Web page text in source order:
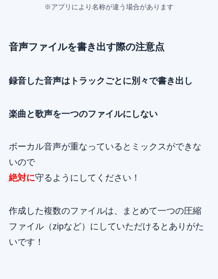
※アプリにより名称が違う場合があります
音声ファイルを書き出す際の注意点
録音した音声はトラックごとに別々で書き出し
楽曲と歌声を一つのファイルにしない
ボーカル音声が重なっているとミックスができな
いので
絶対に守るようにしてください！
作成した複数のファイルは、まとめて一つの圧縮
ファイル（zipなど）にしていただけるとありがた
いです！